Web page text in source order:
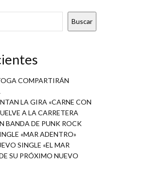
Buscar
COMPARTIRÁN
LA GIRA «CARNE CON
A LA CARRETERA
BANDA DE PUNK ROCK
«MAR ADENTRO»
SINGLE «EL MAR
SU PRÓXIMO NUEVO